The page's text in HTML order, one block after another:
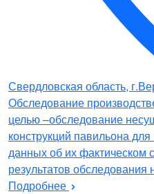
Свердловская область,
Обследование
целью –обследование
конструкций павильона
данных об их фактическом
результатов
Подробнее